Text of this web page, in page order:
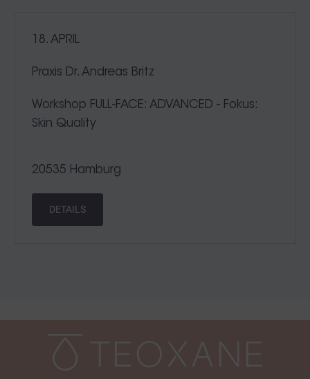
18. APRIL
Praxis Dr. Andreas Britz
Workshop FULL-FACE: ADVANCED - Fokus:
Skin Quality
20535 Hamburg
DETAILS